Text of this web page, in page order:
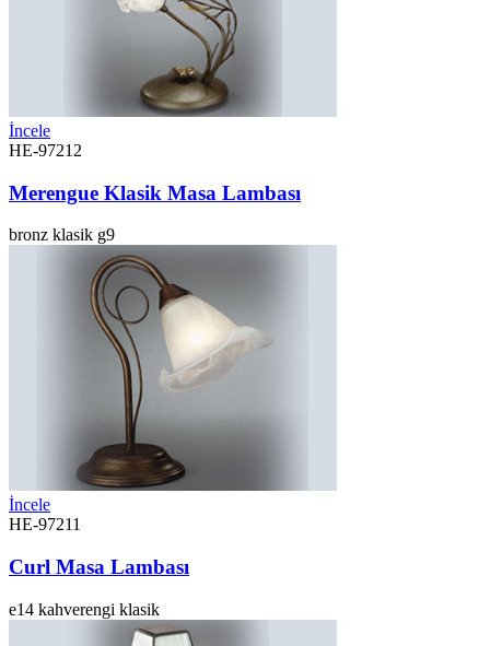
İncele
HE-97212
Merengue Klasik Masa Lambası
bronz klasik g9
İncele
HE-97211
Curl Masa Lambası
e14 kahverengi klasik